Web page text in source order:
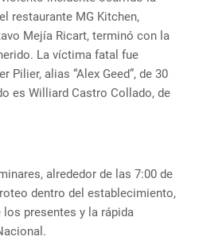
restaurante MG Kitchen,
Mejía Ricart, terminó con la
La víctima fatal fue
Pilier, alias “Alex Geed”, de 30
es Williard Castro Collado, de
alrededor de las 7:00 de
dentro del establecimiento,
los presentes y la rápida